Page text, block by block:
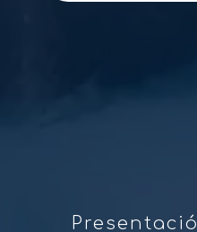
Presentació